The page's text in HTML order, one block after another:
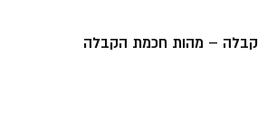
קבלה – מהות חכמת הקבלה